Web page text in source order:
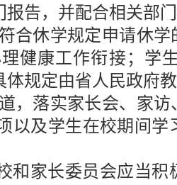
告，并配合相关部
合休学规定申请休
健康工作衔接；学
规定由省人民政府
，落实家长会、家
以及学生在校期间
和家长委员会应当